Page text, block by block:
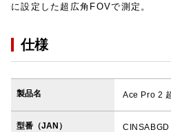
に設定した超広角FOVで測定。
仕様
製品名 Ace Pro 2
型番（JAN）